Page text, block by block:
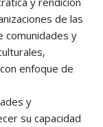
de las
comunidades y
enfoque de
y
su capacidad